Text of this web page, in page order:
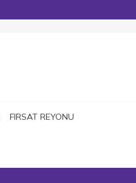
FIRSAT REYONU